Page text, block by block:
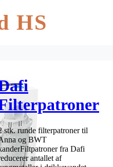
HS
2 stk.
stk. runde filterpatroner til
og BWT
fra Dafi
antallet af